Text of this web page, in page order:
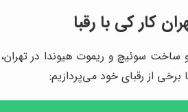
کار کی با رقبا
و ساخت سوئیچ و ریموت هیوندا در
برخی از رقبای خود می‌پردازیم: